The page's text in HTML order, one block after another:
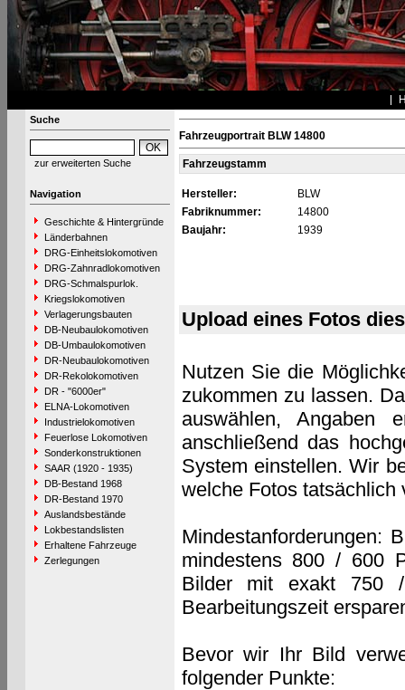
Suche
zur erweiterten Suche
Navigation
Geschichte & Hintergründe
Länderbahnen
DRG-Einheitslokomotiven
DRG-Zahnradlokomotiven
DRG-Schmalspurlok.
Kriegslokomotiven
Verlagerungsbauten
DB-Neubaulokomotiven
DB-Umbaulokomotiven
DR-Neubaulokomotiven
DR-Rekolokomotiven
DR - "6000er"
ELNA-Lokomotiven
Industrielokomotiven
Feuerlose Lokomotiven
Sonderkonstruktionen
SAAR (1920 - 1935)
DB-Bestand 1968
DR-Bestand 1970
Auslandsbestände
Lokbestandslisten
Erhaltene Fahrzeuge
Zerlegungen
Fahrzeugportrait BLW 14800
Fahrzeugstamm
Hersteller:
BLW
Fabriknummer:
14800
Baujahr:
1939
Upload eines Fotos
Nutzen Sie die
zukommen zu lassen.
auswählen, Angaben
anschließend das
System einstellen. Wir
welche Fotos tatsächlich
Mindestanforderungen:
mindestens 800 / 600
Bilder mit exakt 750
Bearbeitungszeit
Bevor wir Ihr Bild
folgender Punkte: